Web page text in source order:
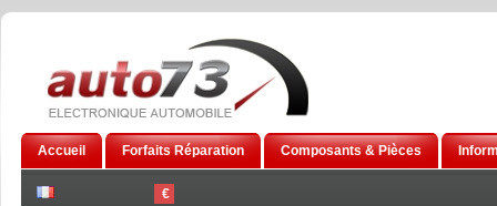
€
Accueil Forfaits Réparation Composants & Pièces